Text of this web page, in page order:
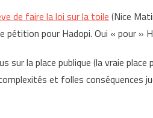
de faire la loi sur la toile (Nice
pour Hadopi. Oui « pour »
sur la place publique (la vraie
et folles conséquences